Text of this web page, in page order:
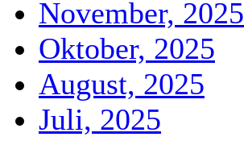
November, 2025
Oktober, 2025
August, 2025
Juli, 2025